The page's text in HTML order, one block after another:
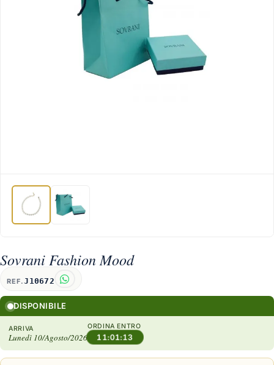
Sovrani Fashion Mood
REF.J10672
DISPONIBILE
ARRIVA
Lunedì 10/Agosto/2026
ORDINA ENTRO
11:01:12